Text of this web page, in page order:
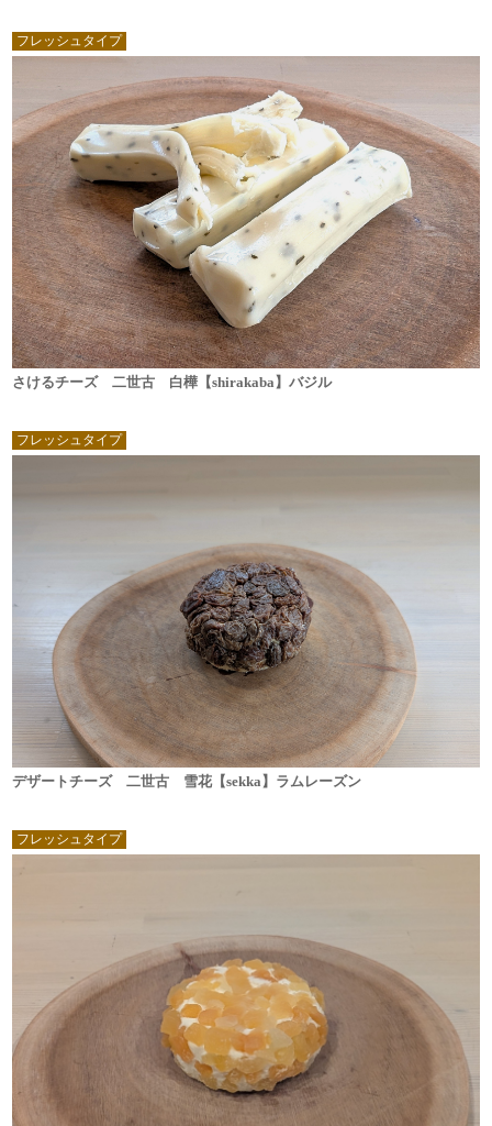
フレッシュタイプ
さけるチーズ 二世古 白樺【shirakaba】バジル
フレッシュタイプ
デザートチーズ 二世古 雪花【sekka】ラムレーズン
フレッシュタイプ